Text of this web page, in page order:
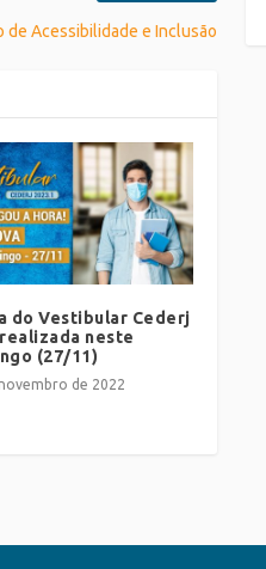
de Acessibilidade e Inclusão
do Vestibular Cederj
neste
(27/11)
de 2022